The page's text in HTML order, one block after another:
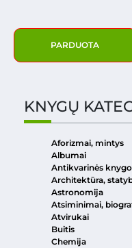
PARDUOTA
KNYGŲ
Aforizmai, mintys
Albumai
Antikvarinės
Architektūra,
Astronomija
Atsiminimai,
Atvirukai
Buitis
Chemija